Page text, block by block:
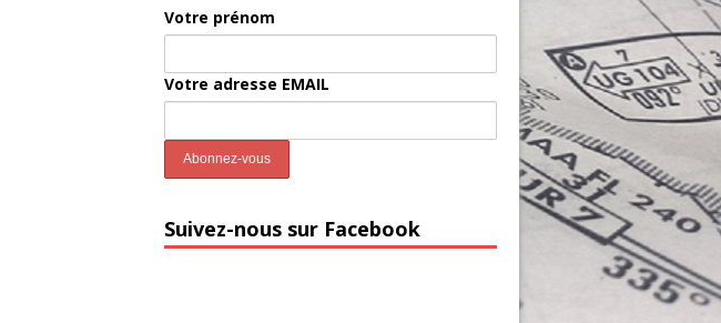
Votre prénom
Votre adresse EMAIL
Suivez-nous sur Facebook